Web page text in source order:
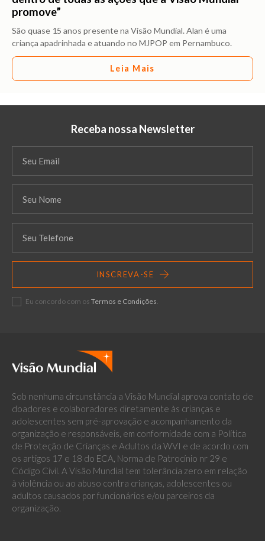
promove”
São quase 15 anos presente na Visão Mundial. Alan é uma
criança apadrinhada e atuando no MJPOP em Pernambuco.
Leia Mais
Receba nossa Newsletter
INSCREVA-SE
Eu concordo com os Termos e Condições
Sob nenhuma circunstância a Visão Mundial aprova contato de
doadores e colaboradores diretamente às crianças e
adolescentes sem pré-aprovação e acompanhamento da
organização e responsáveis, em conformidade com a Política
de Proteção de Crianças e Adultos da WVI e de acordo com
os artigos 17 e 18 do ECA, Norma de Patrocínio nr 29 e
Código Civil. A Visão Mundial tem tolerância zero em relação
à violência ou ao abuso contra crianças, adolescentes ou
adultos causados por funcionários e/ou parceiros da
organização.